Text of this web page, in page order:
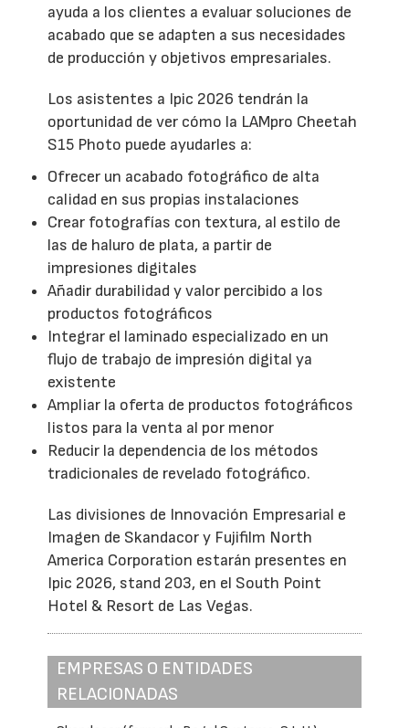
ayuda a los clientes a evaluar soluciones de
acabado que se adapten a sus necesidades
de producción y objetivos empresariales.
Los asistentes a Ipic 2026 tendrán la
oportunidad de ver cómo la LAMpro Cheetah
S15 Photo puede ayudarles a:
Ofrecer un acabado fotográfico de alta
calidad en sus propias instalaciones
Crear fotografías con textura, al estilo de
las de haluro de plata, a partir de
impresiones digitales
Añadir durabilidad y valor percibido a los
productos fotográficos
Integrar el laminado especializado en un
flujo de trabajo de impresión digital ya
existente
Ampliar la oferta de productos fotográficos
listos para la venta al por menor
Reducir la dependencia de los métodos
tradicionales de revelado fotográfico.
Las divisiones de Innovación Empresarial e
Imagen de Skandacor y Fujifilm North
America Corporation estarán presentes en
Ipic 2026, stand 203, en el South Point
Hotel & Resort de Las Vegas.
EMPRESAS O ENTIDADES
RELACIONADAS